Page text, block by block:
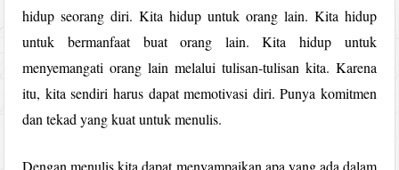
hidup seorang diri. Kita hidup untuk orang lain. Kita hidup
untuk bermanfaat buat orang lain. Kita hidup untuk
menyemangati orang lain melalui tulisan-tulisan kita. Karena
itu, kita sendiri harus dapat memotivasi diri. Punya komitmen
dan tekad yang kuat untuk menulis.
Dengan menulis kita dapat menyampaikan apa yang ada dalam